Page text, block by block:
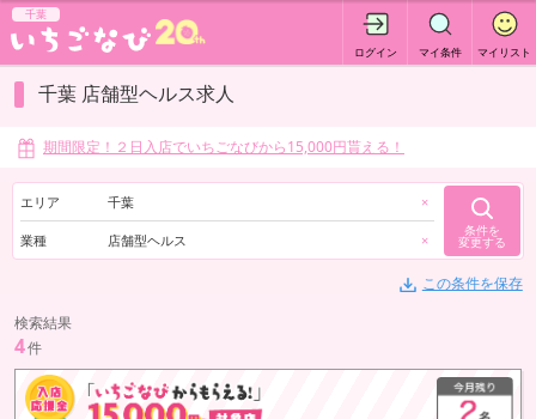
千葉
ログイン マイ条件 マイリスト
千葉 店舗型ヘルス求人
期間限定！２日入店でいちごなびから15,000円貰える！
エリア 千葉 ×
業種 店舗型ヘルス ×
条件を
変更する
この条件を保存
検索結果
4件